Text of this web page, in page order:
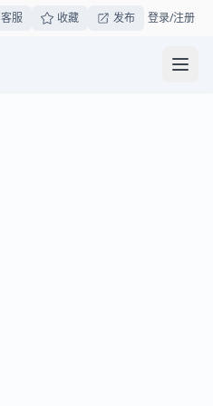
客服 收藏 发布 登录/注册